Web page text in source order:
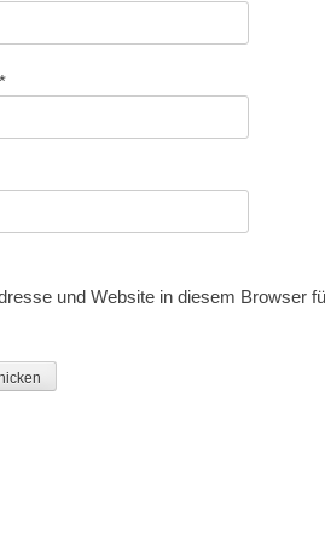
*
und Website in diesem Browser